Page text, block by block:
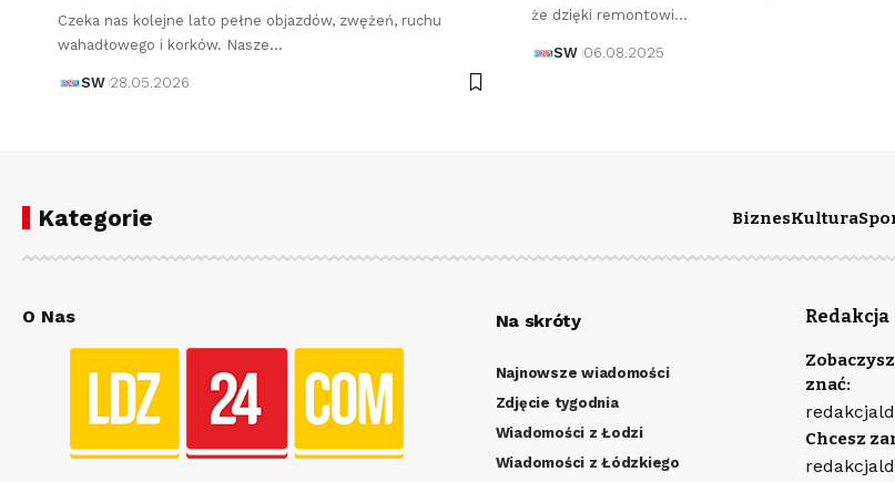
Czeka nas kolejne lato pełne objazdów, zwężeń, ruchu
wahadłowego i korków. Nasze…
SW 28.05.2026
że dzięki remontowi…
SW 06.08.2025
Kategorie BiznesKultura
O Nas Na skróty
Najnowsze wiadomości
Zdjęcie tygodnia
Wiadomości z Łodzi
Wiadomości z Łódzkiego
Redakcja
znać:
Chcesz